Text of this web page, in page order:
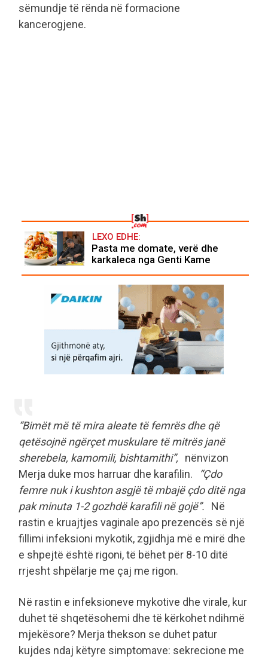
sëmundje të rënda në formacione
kancerogjene.
LEXO EDHE:
Pasta me domate, verë dhe
karkaleca nga Genti Kame
“Bimët më të mira aleate të femrës dhe që
qetësojnë ngërçet muskulare të mitrës janë
sherebela, kamomili, bishtamithi”,
nënvizon
Merja duke mos harruar dhe karafilin.
“Çdo
femre nuk i kushton asgjë të mbajë çdo ditë nga
pak minuta 1-2 gozhdë karafili në gojë”.
Në
rastin e kruajtjes vaginale apo prezencës së një
fillimi infeksioni mykotik, zgjidhja më e mirë dhe
e shpejtë është rigoni, të bëhet për 8-10 ditë
rrjesht shpëlarje me çaj me rigon.
Në rastin e infeksioneve mykotive dhe virale, kur
duhet të shqetësohemi dhe të kërkohet ndihmë
mjekësore? Merja thekson se duhet patur
kujdes ndaj këtyre simptomave: sekrecione me